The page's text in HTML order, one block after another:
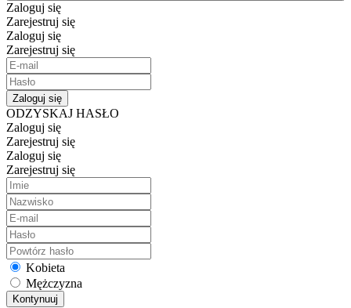
Zaloguj się
Zarejestruj się
Zaloguj się
Zarejestruj się
Zaloguj się
ODZYSKAJ HASŁO
Zaloguj się
Zarejestruj się
Zaloguj się
Zarejestruj się
Kobieta
Mężczyzna
Kontynuuj